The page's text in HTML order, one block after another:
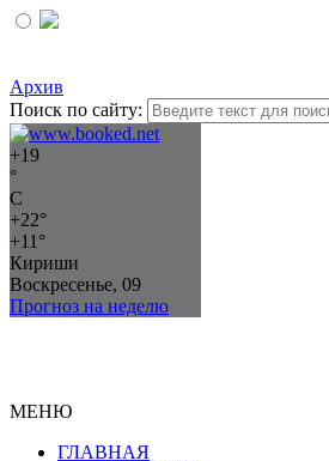
Архив
Поиск по сайту:
+19
°
C
+22°
+11°
Кириши
Воскресенье, 09
Прогноз на неделю
МЕНЮ
ГЛАВНАЯ